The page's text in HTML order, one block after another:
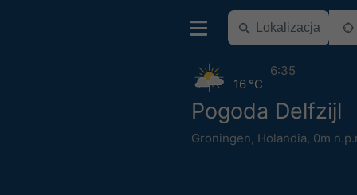
Pogoda Delfzijl
Groningen, Holandia, 0m
16 °C
6:35